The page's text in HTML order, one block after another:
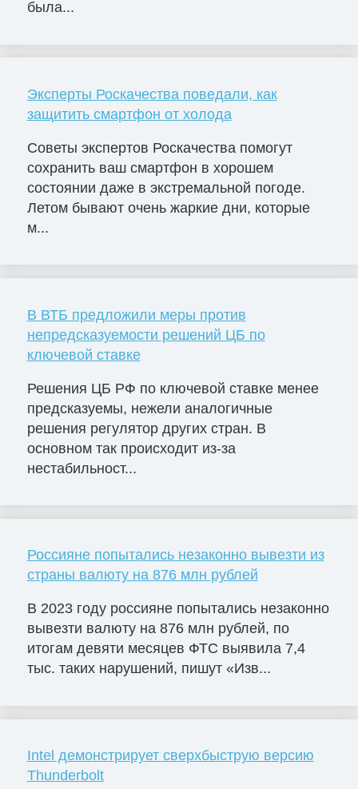
была...
Эксперты Роскачества поведали, как
защитить смартфон от холода
Советы экспертов Роскачества помогут
сохранить ваш смартфон в хорошем
состоянии даже в экстремальной погоде.
Летом бывают очень жаркие дни, которые
м...
В ВТБ предложили меры против
непредсказуемости решений ЦБ по
ключевой ставке
Решения ЦБ РФ по ключевой ставке менее
предсказуемы, нежели аналогичные
решения регулятор других стран. В
основном так происходит из-за
нестабильност...
Россияне попытались незаконно вывезти из
страны валюту на 876 млн рублей
В 2023 году россияне попытались незаконно
вывезти валюту на 876 млн рублей, по
итогам девяти месяцев ФТС выявила 7,4
тыс. таких нарушений, пишут «Изв...
Intel демонстрирует сверхбыструю версию
Thunderbolt